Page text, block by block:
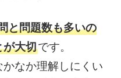
と問題数も多いの
が大切です。
なか理解しにくい